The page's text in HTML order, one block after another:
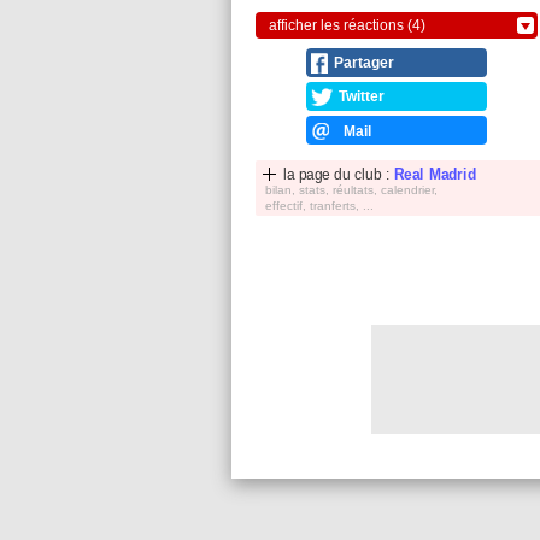
afficher les réactions (4)
Partager
Twitter
Mail
la page du club : Real Madrid
bilan, stats, réultats, calendrier,
effectif, tranferts, ...